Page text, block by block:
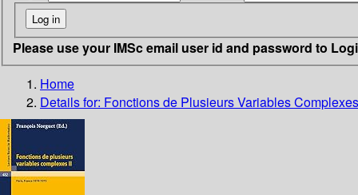
Please use your IMSc email user id and password to
Home
Details for: Fonctions de Plusieurs Variables